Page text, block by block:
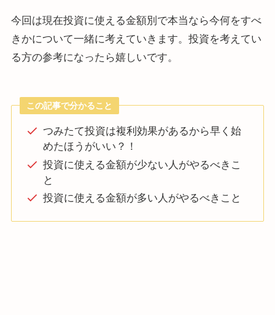
今回は現在投資に使える金額別で本当なら今何をすべ
きかについて一緒に考えていきます。投資を考えてい
る方の参考になったら嬉しいです。
この記事で分かること
つみたて投資は複利効果があるから早く始
めたほうがいい？！
投資に使える金額が少ない人がやるべきこ
と
投資に使える金額が多い人がやるべきこと